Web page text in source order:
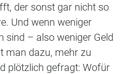
der sonst gar nicht so
Und wenn weniger
sind – also weniger Geld
man dazu, mehr zu
plötzlich gefragt: Wofür